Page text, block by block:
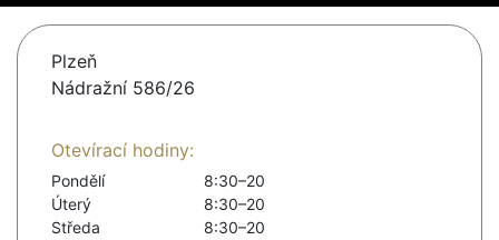
Plzeň
Nádražní 586/26
Otevírací hodiny:
Pondělí
8:30–20
Úterý
8:30–20
Středa
8:30–20